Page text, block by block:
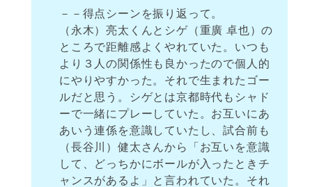
－－得点シーンを振り返って。
（永木）亮太くんとシゲ（重廣 卓也）の
ところで距離感よくやれていた。いつも
より３人の関係性も良かったので個人的
にやりやすかった。それで生まれたゴー
ルだと思う。シゲとは京都時代もシャド
ーで一緒にプレーしていた。お互いにあ
あいう連係を意識していたし、試合前も
（長谷川）健太さんから「お互いを意識
して、どっちかにボールが入ったときチ
ャンスがあるよ」と言われていた。それ